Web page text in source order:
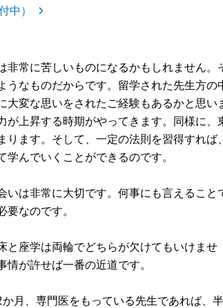
中）
常に苦しいものになるかもしれません。
なものだからです。留学された先生方の
変な思いをされたご経験もあるかと思い
上昇する時期がやってきます。同様に、
ます。そして、一定の法則を習得すれば、
んでいくことができるのです。
いは非常に大切です。何事にも言えること
なのです。
と座学は両輪でどちらが欠けてもいけませ
が許せば一番の近道です。
月、専門医をもっている先生であれば、半